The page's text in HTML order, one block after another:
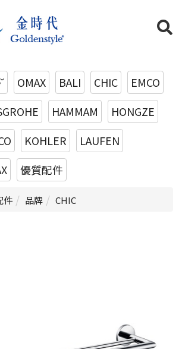
OMAX BALI CHIC
EMCO
HAMMAM
HONGZE
KOHLER
LAUFEN
優質配件
件 品牌 CHIC